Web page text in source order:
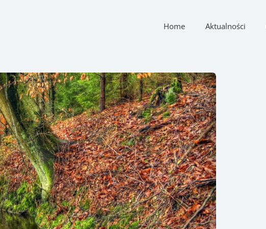
Home Aktualności